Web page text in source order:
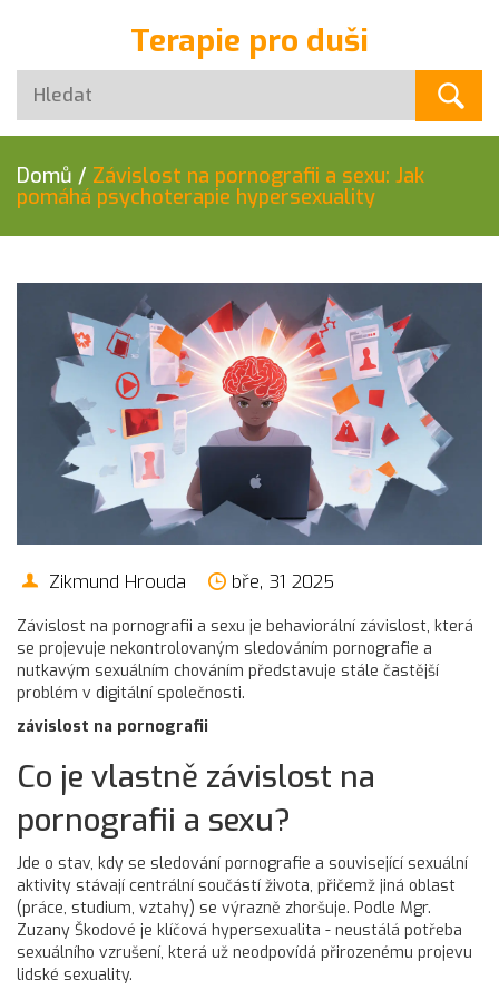
Terapie pro duši
Domů / Závislost na pornografii a sexu: Jak
pomáhá psychoterapie hypersexuality
Zikmund Hrouda bře, 31 2025
Závislost na pornografii a sexu je behaviorální závislost, která
se projevuje nekontrolovaným sledováním pornografie a
nutkavým sexuálním chováním představuje stále častější
problém v digitální společnosti.
závislost na pornografii
Co je vlastně závislost na
pornografii a sexu?
Jde o stav, kdy se sledování pornografie a související sexuální
aktivity stávají centrální součástí života, přičemž jiná oblast
(práce, studium, vztahy) se výrazně zhoršuje. Podle Mgr.
Zuzany Škodové je klíčová hypersexualita - neustálá potřeba
sexuálního vzrušení, která už neodpovídá přirozenému projevu
lidské sexuality.